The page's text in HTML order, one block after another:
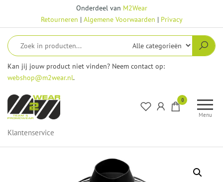
inhoud
Onderdeel van M2Wear
Retourneren | Algemene Voorwaarden | Privacy
Kan jij jouw product niet vinden? Neem contact op:
webshop@m2wear.nl.
Menu
0
Klantenservice